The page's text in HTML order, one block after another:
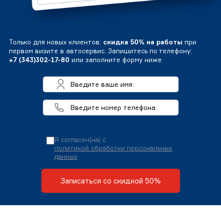
Только для новых клиентов: скидка 50% на работы при
первом визите в автосервис. Запишитесь по телефону:
+7 (343)302-17-80 или заполните форму ниже
Я согласен(на) с
политикой обработки персональных
данных
Записаться со скидкой 50%